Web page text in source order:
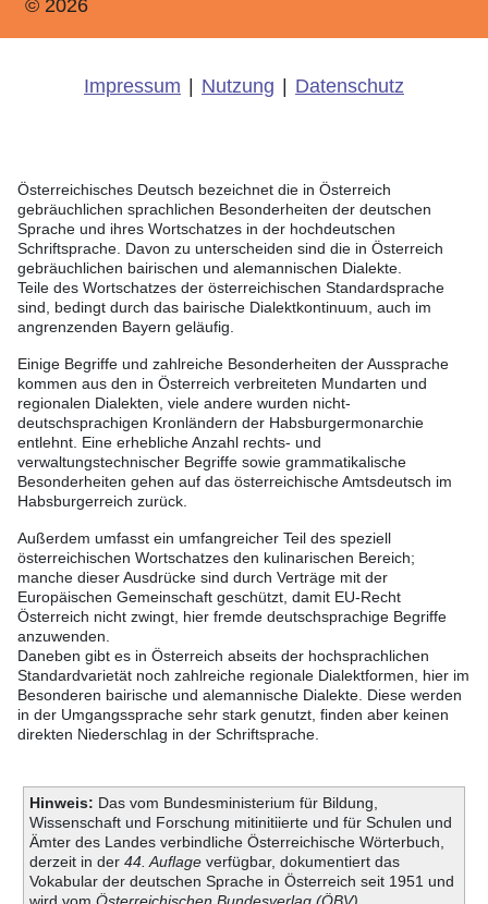
© 2026
Impressum Nutzung Datenschutz
Österreichisches Deutsch bezeichnet die in Österreich
gebräuchlichen sprachlichen Besonderheiten der deutschen
Sprache und ihres Wortschatzes in der hochdeutschen
Schriftsprache. Davon zu unterscheiden sind die in Österreich
gebräuchlichen bairischen und alemannischen Dialekte.
Teile des Wortschatzes der österreichischen Standardsprache
sind, bedingt durch das bairische Dialektkontinuum, auch im
angrenzenden Bayern geläufig.
Einige Begriffe und zahlreiche Besonderheiten der Aussprache
kommen aus den in Österreich verbreiteten Mundarten und
regionalen Dialekten, viele andere wurden nicht-
deutschsprachigen Kronländern der Habsburgermonarchie
entlehnt. Eine erhebliche Anzahl rechts- und
verwaltungstechnischer Begriffe sowie grammatikalische
Besonderheiten gehen auf das österreichische Amtsdeutsch im
Habsburgerreich zurück.
Außerdem umfasst ein umfangreicher Teil des speziell
österreichischen Wortschatzes den kulinarischen Bereich;
manche dieser Ausdrücke sind durch Verträge mit der
Europäischen Gemeinschaft geschützt, damit EU-Recht
Österreich nicht zwingt, hier fremde deutschsprachige Begriffe
anzuwenden.
Daneben gibt es in Österreich abseits der hochsprachlichen
Standardvarietät noch zahlreiche regionale Dialektformen, hier im
Besonderen bairische und alemannische Dialekte. Diese werden
in der Umgangssprache sehr stark genutzt, finden aber keinen
direkten Niederschlag in der Schriftsprache.
Hinweis: Das vom Bundesministerium für Bildung,
Wissenschaft und Forschung mitinitiierte und für Schulen und
Ämter des Landes verbindliche Österreichische Wörterbuch,
derzeit in der 44. Auflageverfügbar, dokumentiert das
Vokabular der deutschen Sprache in Österreich seit 1951 und
wird vom Österreichischen Bundesverlag (ÖBV)